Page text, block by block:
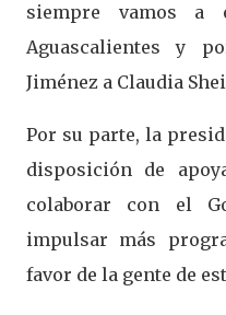
siempre vamos a
Aguascalientes y
Jiménez a Claudia
Por su parte, la
disposición de
colaborar con el
impulsar más
favor de la gente de